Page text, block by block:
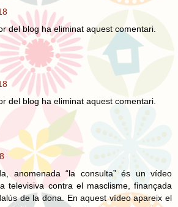
del blog ha eliminat aquest comentari.
del blog ha eliminat aquest comentari.
anomenada “la consulta” és un vídeo
televisiva contra el masclisme, finançada
de la dona. En aquest vídeo apareix el